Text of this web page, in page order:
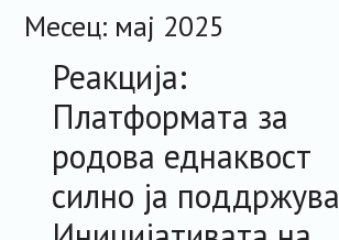
АКТИВНОСТИ
РЕСУРСИ
ЗА ЧЛЕНКИТЕ
ФОРУМ
Месец: мај 2025
Реакција:
Платформата за
родова еднаквост
силно ја поддржува